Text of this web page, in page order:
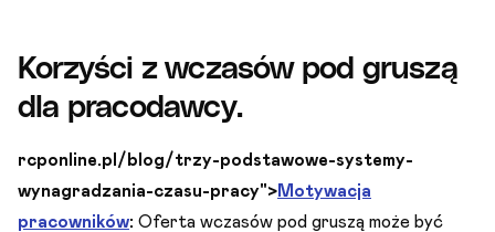
Korzyści z wczasów pod gruszą
dla pracodawcy.
rcponline.pl/blog/trzy-podstawowe-systemy-
wynagradzania-czasu-pracy">Motywacja
pracowników: Oferta wczasów pod gruszą może być